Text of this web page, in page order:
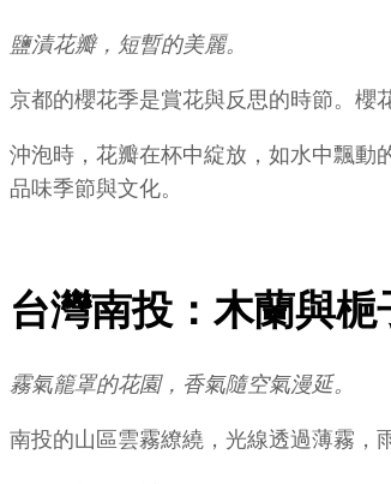
鹽漬花瓣，短暫的美麗。
京都的櫻花季是賞花與反思的時節。櫻
沖泡時，花瓣在杯中綻放，如水中飄動
品味季節與文化。
台灣南投：木蘭與梔
霧氣籠罩的花園，香氣隨空氣漫延。
南投的山區雲霧繚繞，光線透過薄霧，